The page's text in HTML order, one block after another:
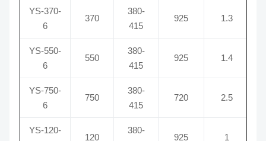
YS-370-
6
370
380-
415
925 1.3
YS-550-
6
550
380-
415
925 1.4
YS-750-
6
750
380-
415
720 2.5
YS-120-
120
380-
925 1